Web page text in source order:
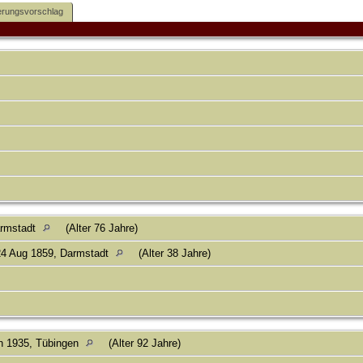
(Alter 76 Jahre)
Aug 1859, Darmstadt (Alter 38 Jahre)
1935, Tübingen (Alter 92 Jahre)